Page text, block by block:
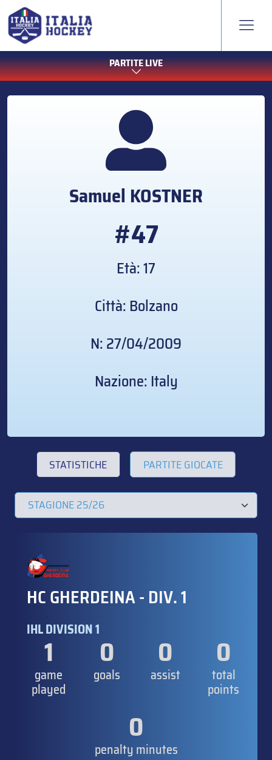
PARTITE LIVE
Samuel KOSTNER
#47
Età: 17
Città: Bolzano
N: 27/04/2009
Nazione: Italy
STATISTICHE PARTITE GIOCATE
HC GHERDEINA - DIV. 1
IHL DIVISION 1
1
game
played
0
goals
0
assist
0
total
points
0
penalty minutes